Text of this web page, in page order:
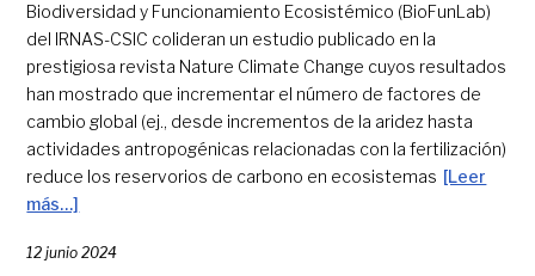
Biodiversidad y Funcionamiento Ecosistémico (BioFunLab)
del IRNAS-CSIC colideran un estudio publicado en la
prestigiosa revista Nature Climate Change cuyos resultados
han mostrado que incrementar el número de factores de
cambio global (ej., desde incrementos de la aridez hasta
actividades antropogénicas relacionadas con la fertilización)
reduce los reservorios de carbono en ecosistemas [Leer
más…]
12 junio 2024